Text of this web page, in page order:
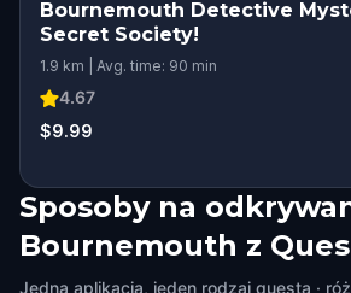
Bournemouth Detective
Secret Society!
1.9 km | Avg. time: 90 min
4.67
$9.99
Sposoby na
Bournemouth z
Jedna aplikacja, jeden rodzaj questa ·